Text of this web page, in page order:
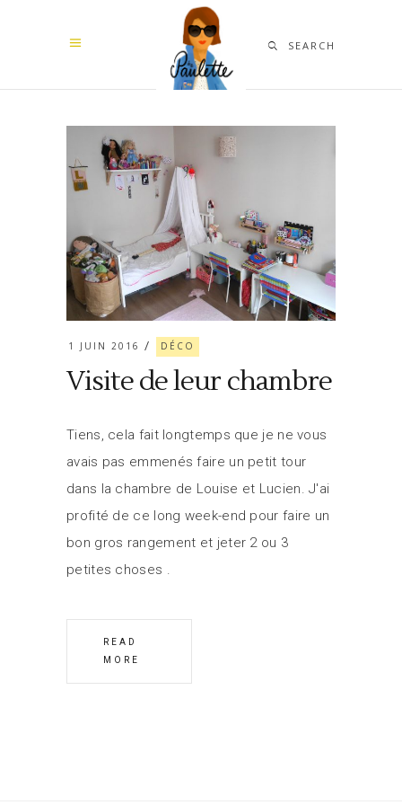
SEARCH
1 JUIN 2016 DÉCO
Visite de leur chambre
Tiens, cela fait longtemps que je ne vous
avais pas emmenés faire un petit tour
dans la chambre de Louise et Lucien. J'ai
profité de ce long week-end pour faire un
bon gros rangement et jeter 2 ou 3
petites choses
READ
MORE